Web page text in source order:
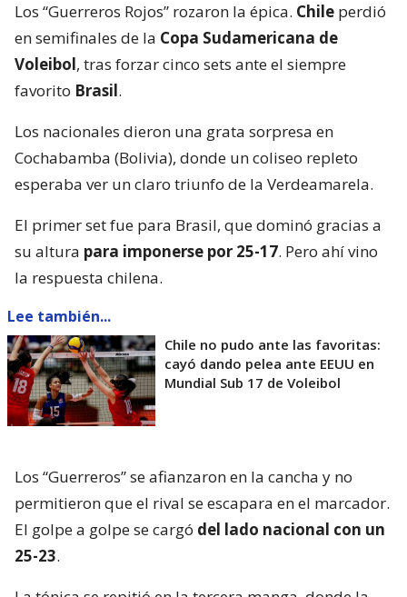
Los “Guerreros Rojos” rozaron la épica. Chile perdió
en semifinales de la Copa Sudamericana de
Voleibol, tras forzar cinco sets ante el siempre
favorito Brasil.
Los nacionales dieron una grata sorpresa en
Cochabamba (Bolivia), donde un coliseo repleto
esperaba ver un claro triunfo de la Verdeamarela.
El primer set fue para Brasil, que dominó gracias a
su altura para imponerse por 25-17. Pero ahí vino
la respuesta chilena.
Lee también...
Chile no pudo ante las favoritas:
cayó dando pelea ante EEUU en
Mundial Sub 17 de Voleibol
Los “Guerreros” se afianzaron en la cancha y no
permitieron que el rival se escapara en el marcador.
El golpe a golpe se cargó del lado nacional con un
25-23.